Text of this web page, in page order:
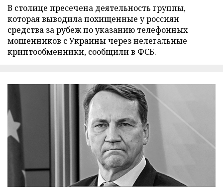
В столице пресечена деятельность группы,
которая выводила похищенные у россиян
средства за рубеж по указанию телефонных
мошенников с Украины через нелегальные
криптообменники, сообщили в ФСБ.